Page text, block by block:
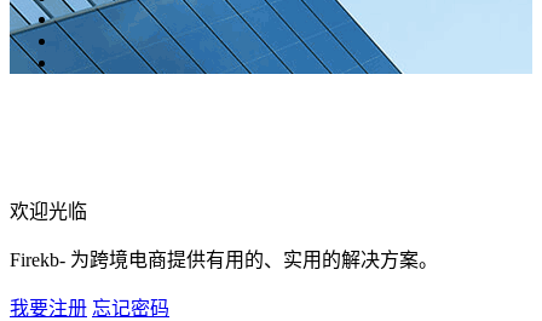
欢迎光临
Firekb- 为跨境电商提供有用的、实用的解决方案。
我要注册 忘记密码